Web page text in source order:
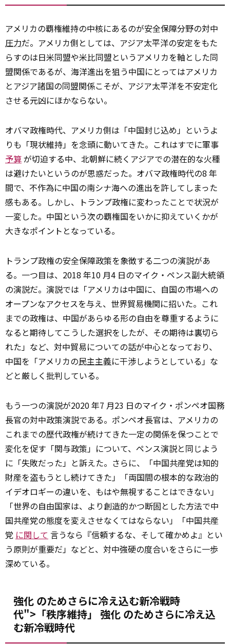
アメリカの覇権維持の中核にあるのが安全保障分野の対中
圧力だ。アメリカ側としては、アジア太平洋の安定をもた
らすのは日米同盟や米比同盟というアメリカを軸とした同
盟関係であるが、海洋進出を狙う中国にとってはアメリカ
とアジア諸国の同盟関係こそが、アジア太平洋を不安定化
させる元凶にほかならない。
オバマ政権時代、アメリカ側は「中国封じ込め」というよ
りも「現状維持」を念頭に動いてきた。これはすでに軍事
予算が切迫する中、北朝鮮に続くアジアでの潜在的な火種
は避けたいというのが思惑だった。オバマ政権時代の8 年
間で、不作為に中国の南シナ海への進出を許してしまった
感もある。しかし、トランプ政権に変わったことで状況が
一変した。中国という次の覇権国をいかに抑えていくかが
大きなポイントとなっている。
トランプ政権の安全保障政策を象徴する二つの演説があ
る。一つ目は、2018 年10 月4 日のマイク・ペンス副大統領
の演説だ。演説では「アメリカは中国に、自国の市場への
オープンなアクセスを与え、世界貿易機関に招いた。これ
までの政権は、中国があらゆる形の自由を尊重するように
なると期待してこうした選択をしたが、その期待は裏切ら
れた」など、対中貿易についての話が中心となっており、
中国を「アメリカの民主主義に干渉しようとしている」な
どと厳しく批判している。
もう一つの演説が2020 年7 月23 日のマイク・ポンペオ国務
長官の対中政策演説である。ポンペオ長官は、アメリカの
これまでの歴代政権が続けてきた一定の関係を保つことで
変化を促す「関与政策」について、ペンス演説と同じよう
に「失敗だった」と訴えた。さらに、「中国共産党は知的
財産を盗もうとし続けてきた」「両国間の根本的な政治的
イデオロギーの違いを、もはや無視することはできない」
「世界の自由国家は、より創造的かつ断固とした方法で中
国共産党の態度を変えさせなくてはならない」「中国共産
党 に関して 言うなら『信頼するな、そして確かめよ』とい
う原則が重要だ」などと、対中強硬の度合いをさらに一歩
深めている。
強化 のためさらに冷え込む新冷戦時
代">「秩序維持」 強化 のためさらに冷え込
む新冷戦時代